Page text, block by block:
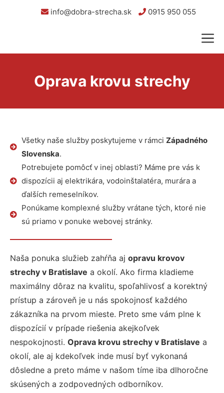
info@dobra-strecha.sk 0915 950 055
Oprava krovu strechy
Všetky naše služby poskytujeme v rámci Západného
Slovenska.
Potrebujete pomôcť v inej oblasti? Máme pre vás k
dispozícii aj elektrikára, vodoinštalatéra, murára a
ďalších remeselníkov.
Ponúkame komplexné služby vrátane tých, ktoré nie
sú priamo v ponuke webovej stránky.
Naša ponuka služieb zahŕňa aj opravu krovov
strechy v Bratislave a okolí. Ako firma kladieme
maximálny dôraz na kvalitu, spoľahlivosť a korektný
prístup a zároveň je u nás spokojnosť každého
zákazníka na prvom mieste. Preto sme vám plne k
dispozícií v prípade riešenia akejkoľvek
nespokojnosti. Oprava krovu strechy v Bratislave a
okolí, ale aj kdekoľvek inde musí byť vykonaná
dôsledne a preto máme v našom tíme iba dlhoročne
skúsených a zodpovedných odborníkov.